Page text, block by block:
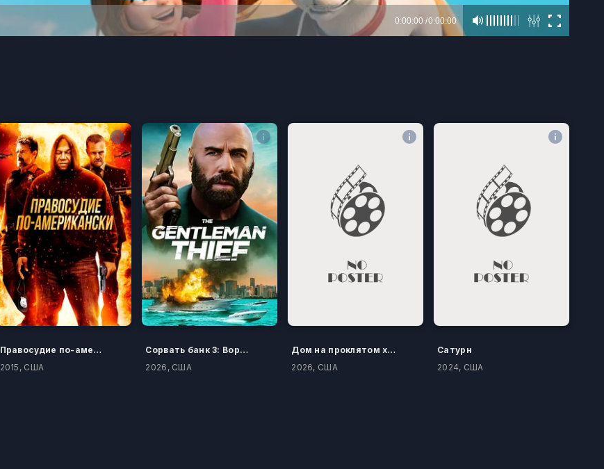
Правосудие по-американски
2015, США
Сорвать банк 3: Вор-джентльмен
2026, США
Дом на проклятом холме
2026, США
Сатурн
2024, США